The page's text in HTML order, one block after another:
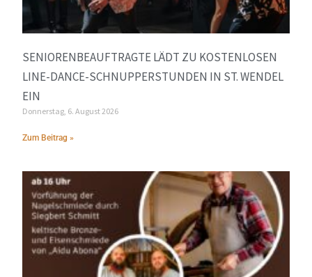
SENIORENBEAUFTRAGTE LÄDT ZU KOSTENLOSEN
LINE-DANCE-SCHNUPPERSTUNDEN IN ST. WENDEL
EIN
Donnerstag, 6. August 2026
Zum Beitrag »